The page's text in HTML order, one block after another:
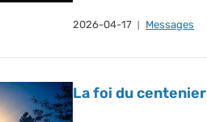
2026-04-17 Messages
La foi du centenier